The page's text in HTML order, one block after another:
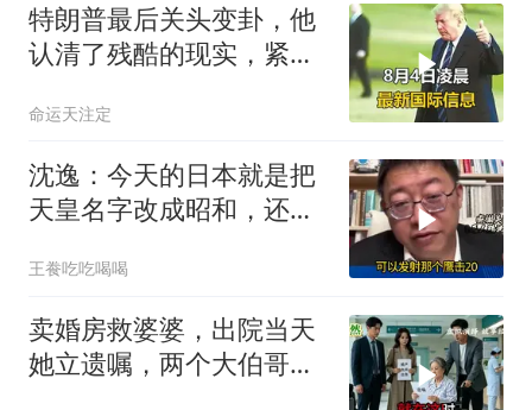
特朗普最后关头变卦，他
认清了残酷的现实，紧急
命运天注定
沈逸：今天的日本就是把
天皇名字改成昭和，还是
王飬吃吃喝喝
卖婚房救婆婆，出院当天
她立遗嘱，两个大伯哥傻